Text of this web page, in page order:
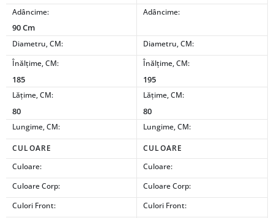
Adâncime:
90 Cm
Adâncime:
Diametru, CM:
Diametru, CM:
Înălțime, CM:
185
Înălțime, CM:
195
Lățime, CM:
80
Lățime, CM:
80
Lungime, CM: Lungime, CM:
CULOARE
CULOARE
Culoare:
Culoare:
Culoare Corp:
Culoare Corp:
Culori Front:
Culori Front: